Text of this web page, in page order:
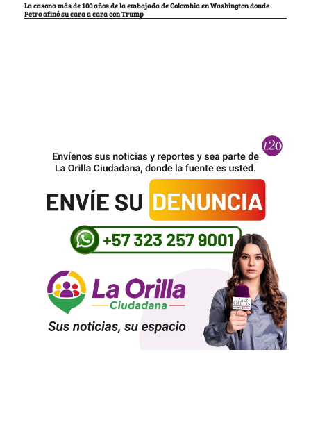
La casona más de 100 años de la embajada de Colombia en Washington donde
Petro afinó su cara a cara con Trump